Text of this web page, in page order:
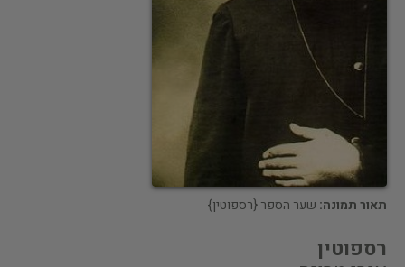
תאור תמונה: שער הספר {רספוטין}
רספוטין